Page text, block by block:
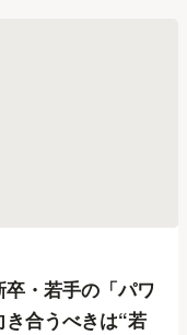
・若手の「パワ
合うべきは“若